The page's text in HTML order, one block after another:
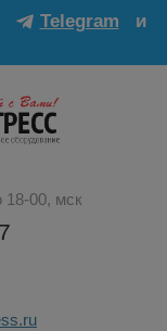
Telegram
и
00, мск